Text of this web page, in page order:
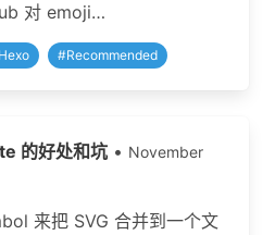
对 emoji…
Hexo #Recommended
的好处和坑 • November
来把 SVG 合并到一个文